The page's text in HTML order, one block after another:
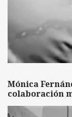
Mónica
colaboración